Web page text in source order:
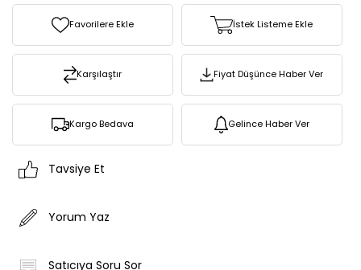
Favorilere Ekle İstek Listeme Ekle
Karşılaştır Fiyat Düşünce Haber Ver
Kargo Bedava Gelince Haber Ver
Tavsiye Et
Yorum Yaz
Satıcıya Soru Sor